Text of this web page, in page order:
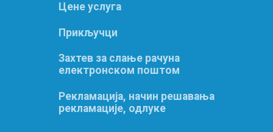
Цене услуга
Прикључци
Захтев за слање рачуна
електронском поштом
Рекламација, начин решавања
рекламације, одлуке